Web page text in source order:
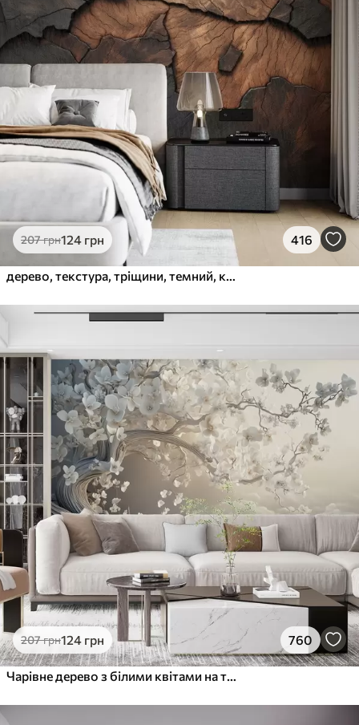
207грн124 грн 416
207грн124 грн 760